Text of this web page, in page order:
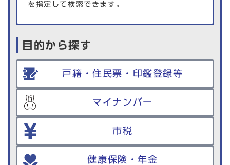
を指定して検索できます。
目的から探す
戸籍・住民票・印鑑登録等
マイナンバー
市税
健康保険・年金